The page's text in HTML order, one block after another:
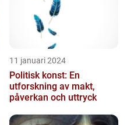
11 januari 2024
Politisk konst: En
utforskning av makt,
påverkan och uttryck